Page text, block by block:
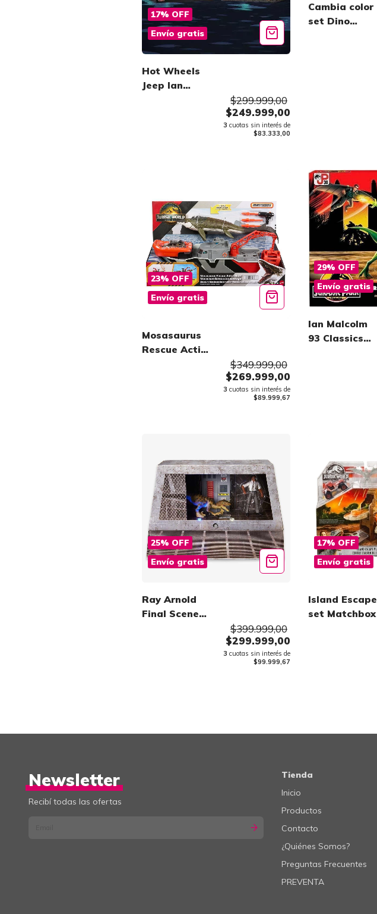
17% OFF
Envío gratis
Hot Wheels
Jeep Ian
$299.999,00
$249.999,00
3 cuotas sin interés de
$83.333,00
Cambia color
set Dino
23% OFF
Envío gratis
Mosasaurus
Rescue Action
$349.999,00
$269.999,00
3 cuotas sin interés de
$89.999,67
29% OFF
Envío gratis
Ian Malcolm
93 Classics
25% OFF
Envío gratis
Ray Arnold
Final Scene
$399.999,00
$299.999,00
3 cuotas sin interés de
$99.999,67
17% OFF
Envío gratis
Island Escape
set Matchbox
Newsletter
Recibí todas las ofertas
Tienda
Inicio
Productos
Contacto
¿Quiénes Somos?
Preguntas Frecuentes
PREVENTA